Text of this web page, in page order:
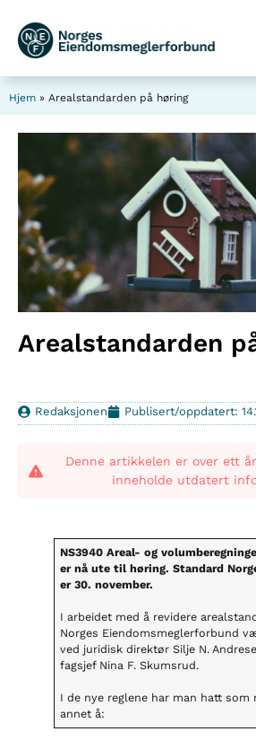
Hjem » Arealstandarden på høring
Arealstandarden
Redaksjonen Publisert/oppdatert:
Denne artikkelen er over ett
inneholde utdatert
NS3940 Areal- og
er nå ute til høring. Standard
er 30. november.
I arbeidet med å revidere
Norges Eiendomsmeglerforbund
ved juridisk direktør Silje N.
fagsjef Nina F. Skumsrud.
I de nye reglene har man hatt som
annet å: